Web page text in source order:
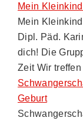
Mein
Mein
Dipl. Päd.
dich! Die
Zeit Wir
Geburt